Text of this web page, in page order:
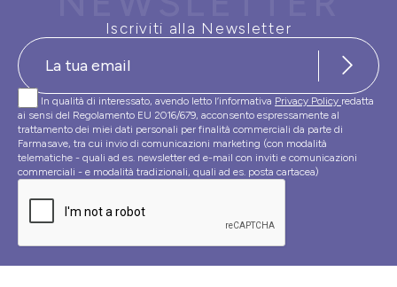
Iscriviti alla Newsletter
In qualità di interessato, avendo letto l’informativa Privacy Policy redatta
ai sensi del Regolamento EU 2016/679, acconsento espressamente al
trattamento dei miei dati personali per finalità commerciali da parte di
Farmasave, tra cui invio di comunicazioni marketing (con modalità
telematiche - quali ad es. newsletter ed e-mail con inviti e comunicazioni
commerciali - e modalità tradizionali, quali ad es. posta cartacea)